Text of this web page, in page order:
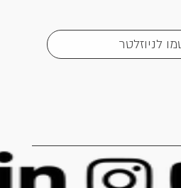
לניוזלטר